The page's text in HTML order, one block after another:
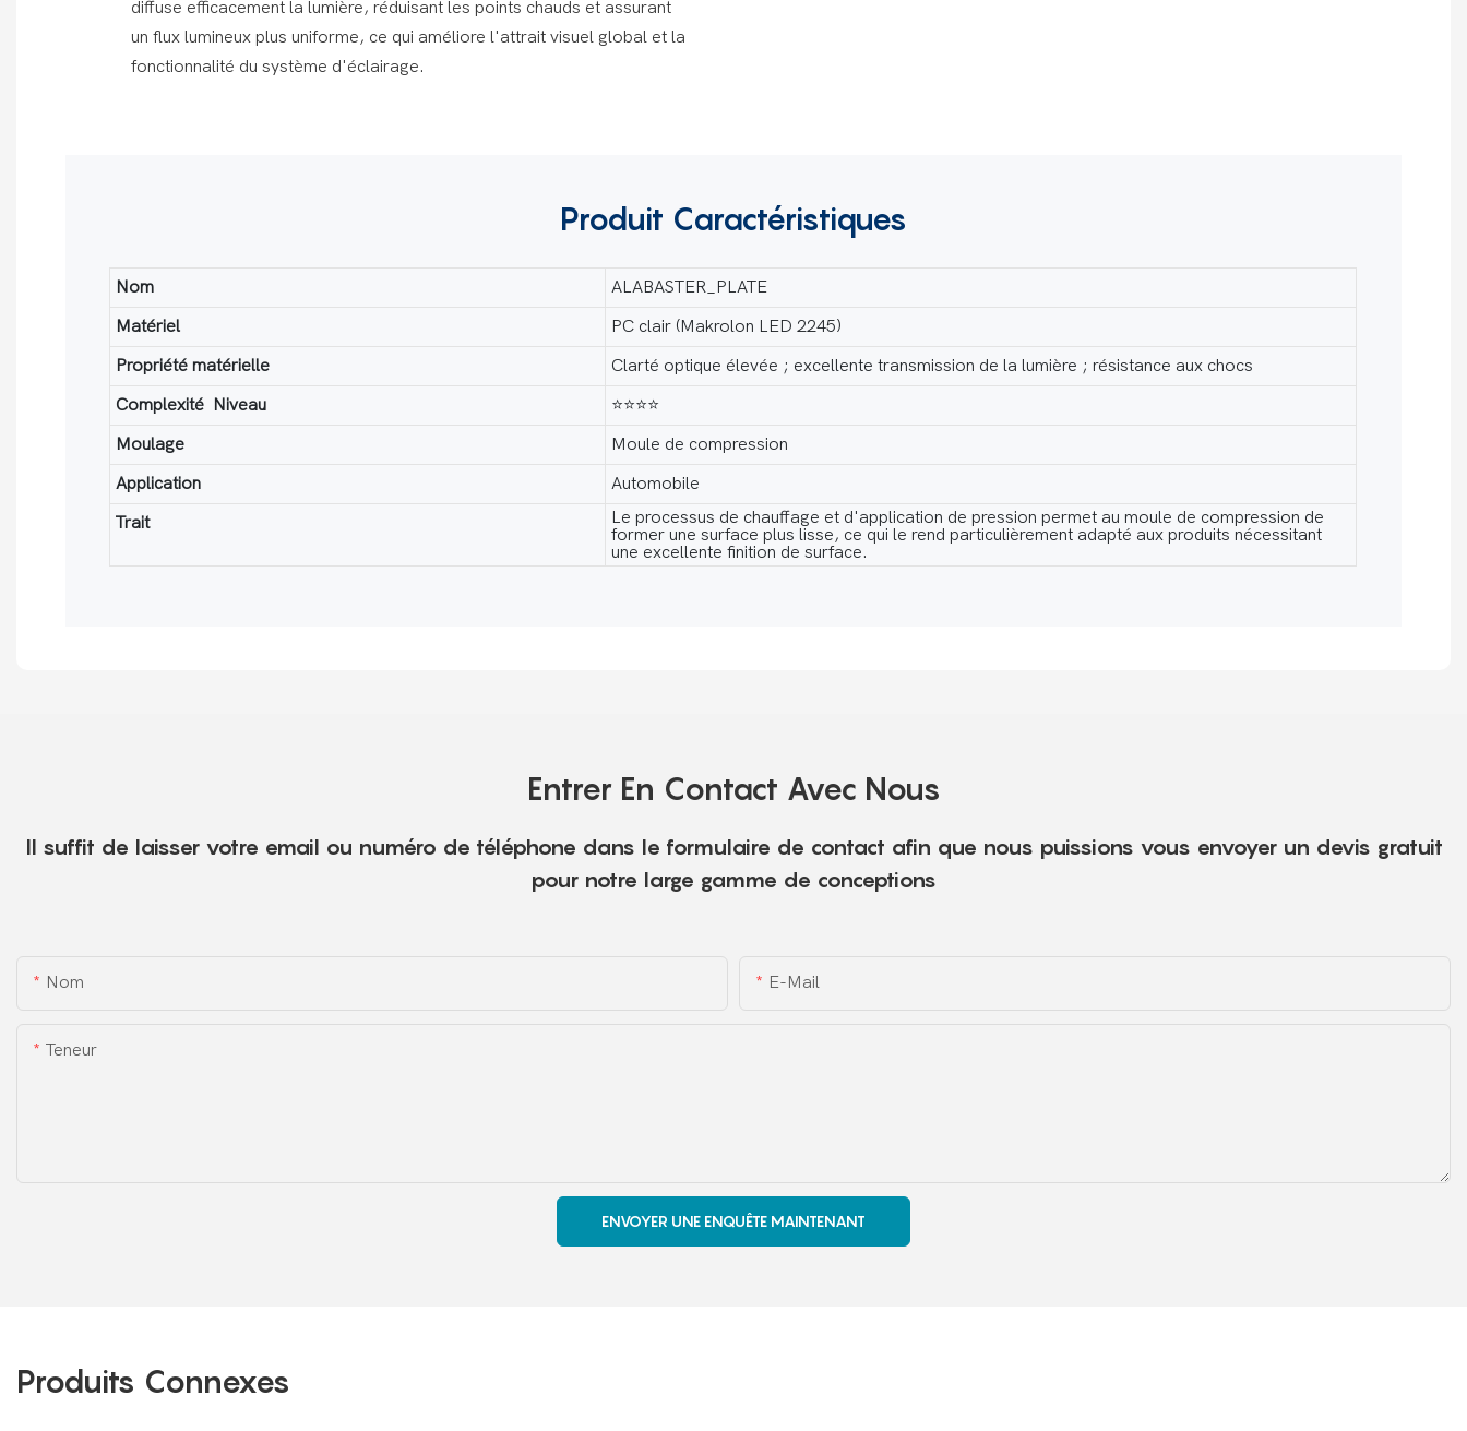
diffuse efficacement la lumière, réduisant les points chauds et assurant
un flux lumineux plus uniforme, ce qui améliore l'attrait visuel global et la
fonctionnalité du système d'éclairage.
Produit Caractéristiques
Nom
ALABASTER_PLATE
Matériel
PC clair (Makrolon LED 2245)
Propriété matérielle
Clarté optique élevée ; excellente transmission de la lumière ; résistance aux chocs
Complexité Niveau
⭐⭐⭐⭐
Moulage
Moule de compression
Application
Automobile
Trait
Le processus de chauffage et d'application de pression permet au moule de compression de
former une surface plus lisse, ce qui le rend particulièrement adapté aux produits nécessitant
une excellente finition de surface.
Entrer En Contact Avec Nous
Il suffit de laisser votre email ou numéro de téléphone dans le formulaire de contact afin que nous puissions vous envoyer un devis gratuit
pour notre large gamme de conceptions
Nom E-Mail
Teneur
ENVOYER UNE ENQUÊTE MAINTENANT
Produits Connexes